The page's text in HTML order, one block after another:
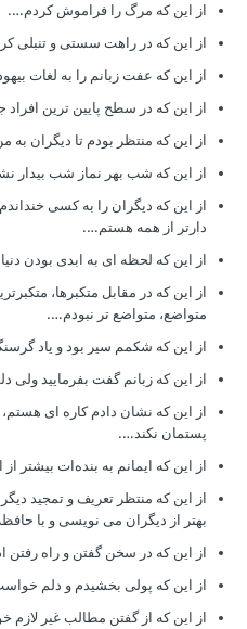
از این که مرگ را فراموش کردم….
از این که در راهت سستی و تنبلی
از این که عفت زبانم را به لغات
از این که در سطح پایین ترین
از این که منتظر بودم تا دیگران به
از این که شب بهر نماز شب بیدار
از این که دیگران را به کسی
دارتر از همه هستم….
از این که لحظه ای به ابدی بودن
از این که در مقابل متکبرها،
متواضع، متواضع تر نبودم….
از این که شکمم سیر بود و یاد
از این که زبانم گفت بفرمایید ولی
از این که نشان دادم کاره ای
پستمان نکند….
از این که ایمانم به بنده‌ات بیشتر از
از این که منتظر تعریف و تمجید
بهتر از دیگران می نویسی و با
از این که در سخن گفتن و راه رفتن
از این که پولی بخشیدم و دلم
از این که از گفتن مطالب غیر لازم